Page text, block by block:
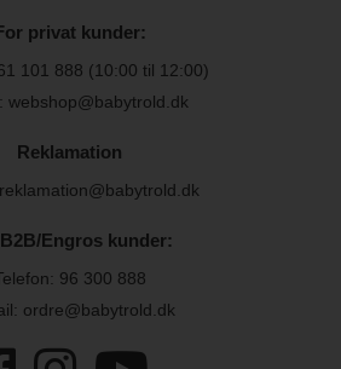
privat kunder:
101 888 (10:00 til 12:00)
webshop@babytrold.dk
Reklamation
Engros kunder:
96 300 888
ordre@babytrold.dk